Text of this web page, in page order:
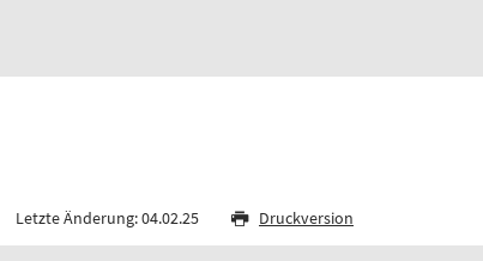
Letzte Änderung: 04.02.25 Druckversion